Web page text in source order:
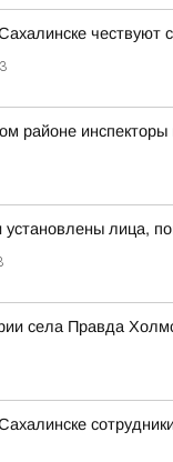
чествуют
районе инспекторы
установлены лица,
села Правда